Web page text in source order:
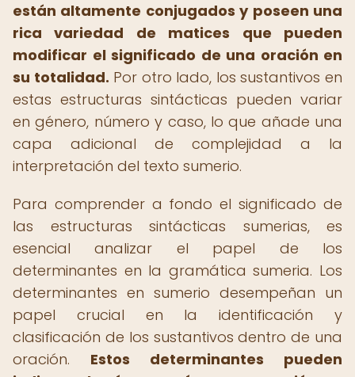
están altamente conjugados y poseen una
rica variedad de matices que pueden
modificar el significado de una oración en
su totalidad. Por otro lado, los sustantivos en
estas estructuras sintácticas pueden variar
en género, número y caso, lo que añade una
capa adicional de complejidad a la
interpretación del texto sumerio.
Para comprender a fondo el significado de
las estructuras sintácticas sumerias, es
esencial analizar el papel de los
determinantes en la gramática sumeria. Los
determinantes en sumerio desempeñan un
papel crucial en la identificación y
clasificación de los sustantivos dentro de una
oración. Estos determinantes pueden